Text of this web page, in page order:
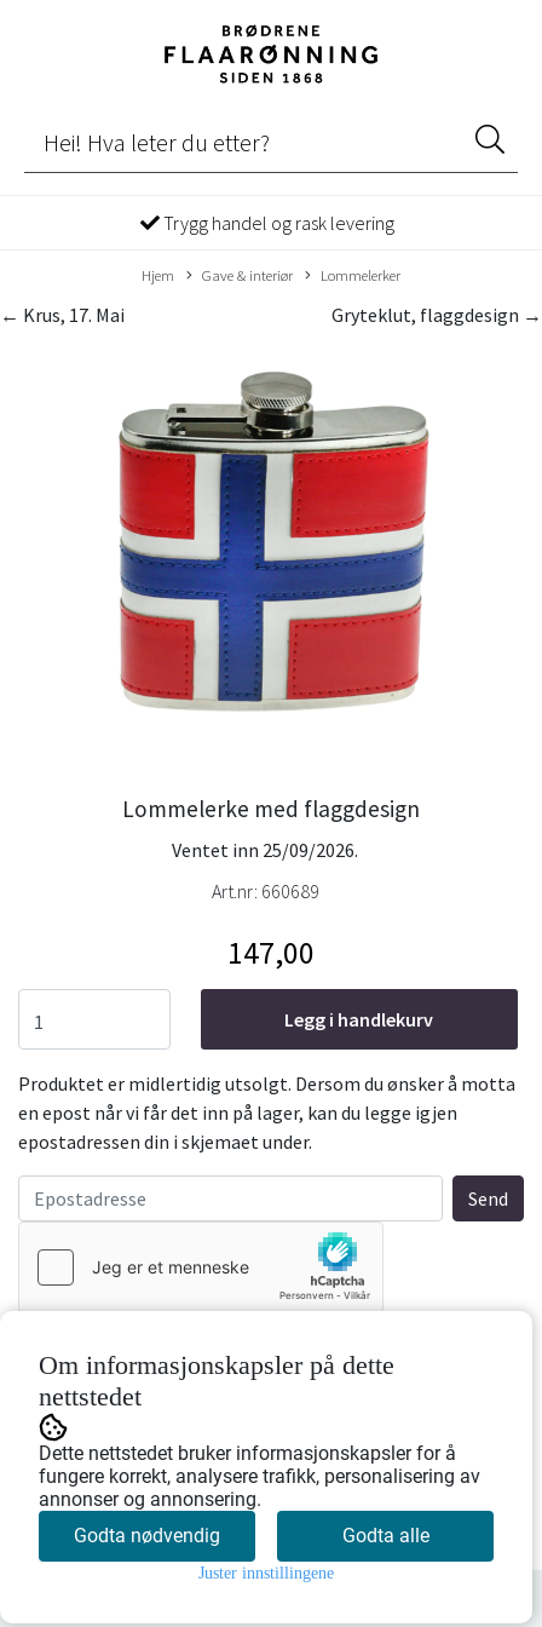
Trygg handel og rask levering
Hjem Gave & interiør Lommelerker
Gryteklut, flaggdesign →
← Krus, 17. Mai
Lommelerke med flaggdesign
Ventet inn 25/09/2026.
Art.nr: 660689
147,00
Legg i handlekurv
Produktet er midlertidig utsolgt. Dersom du ønsker å motta
en epost når vi får det inn på lager, kan du legge igjen
epostadressen din i skjemaet under.
Informasjon
Lommelerke med flaggdesign
Material: Skai (skinn-imitasjon).
Volum: 0,18 L
Om informasjonskapsler på dette
nettstedet
Dette nettstedet bruker informasjonskapsler for å
fungere korrekt, analysere trafikk, personalisering av
annonser og annonsering.
Godta nødvendig
Godta alle
Juster innstillingene